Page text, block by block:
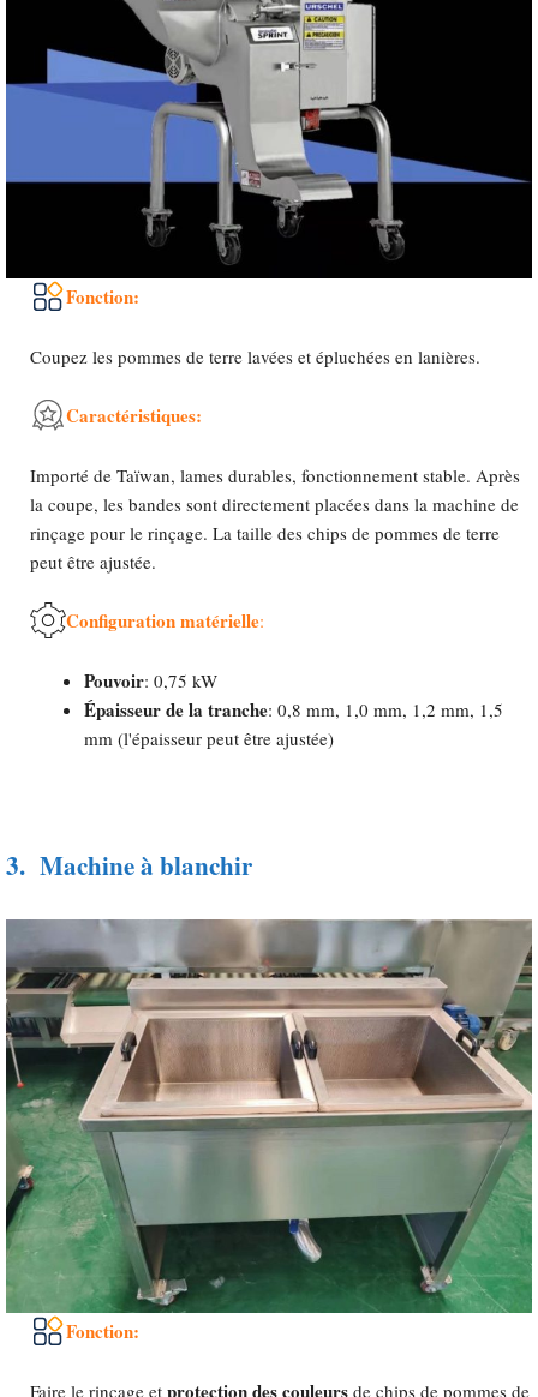
Fonction:
Coupez les pommes de terre lavées et épluchées en lanières.
Caractéristiques:
Importé de Taïwan, lames durables, fonctionnement stable. Après
la coupe, les bandes sont directement placées dans la machine de
rinçage pour le rinçage. La taille des chips de pommes de terre
peut être ajustée.
Configuration matérielle:
Pouvoir: 0,75 kW
Épaisseur de la tranche: 0,8 mm, 1,0 mm, 1,2 mm, 1,5
mm (l'épaisseur peut être ajustée)
3. Machine à blanchir
Fonction:
Faire le rinçage et protection des couleurs de chips de pommes de